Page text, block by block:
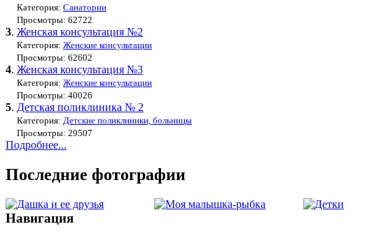
Категория: Санатории
Просмотры: 62722
3. Женская консультация №2
Категория: Женские консультации
Просмотры: 62602
4. Женская консультация №3
Категория: Женские консультации
Просмотры: 40026
5. Детская поликлиника № 2
Категория: Детские поликлиники, больницы
Просмотры: 29507
Подробнее...
Последние фотографии
Навигация